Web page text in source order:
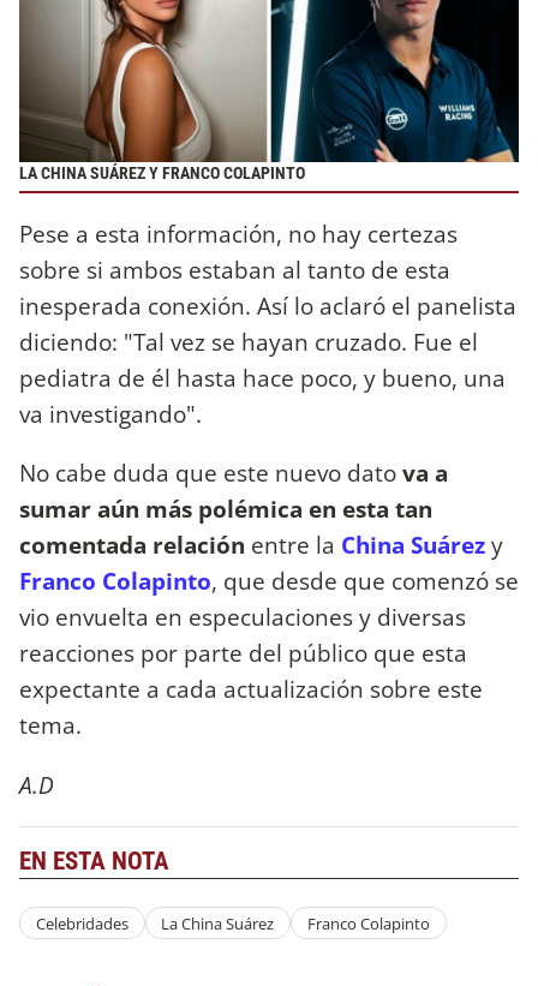
LA CHINA SUÁREZ Y FRANCO COLAPINTO
Pese a esta información, no hay certezas
sobre si ambos estaban al tanto de esta
inesperada conexión. Así lo aclaró el panelista
diciendo: "Tal vez se hayan cruzado. Fue el
pediatra de él hasta hace poco, y bueno, una
va investigando".
No cabe duda que este nuevo datova a
sumar aún más polémica en esta tan
comentada relación entre la China Suárezy
Franco Colapinto, que desde que comenzó se
vio envuelta en especulaciones y diversas
reacciones por parte del público que esta
expectante a cada actualización sobre este
tema.
A.D
EN ESTA NOTA
Celebridades La China Suárez Franco Colapinto